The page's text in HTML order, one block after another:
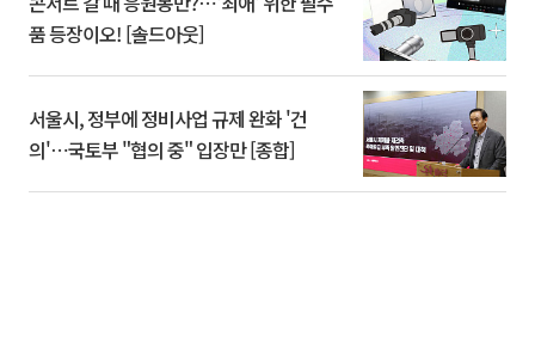
품 등장이오! [솔드아웃]
서울시, 정부에 정비사업 규제 완화 '건
의'⋯국토부 "협의 중" 입장만 [종합]